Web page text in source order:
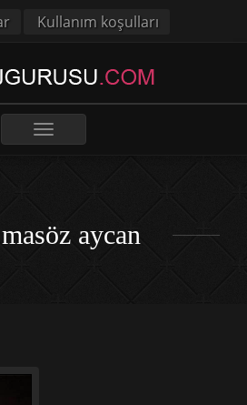
Kullanım koşulları
Toggle
aycan